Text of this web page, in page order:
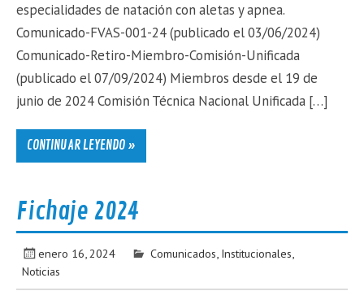
especialidades de natación con aletas y apnea.
Comunicado-FVAS-001-24 (publicado el 03/06/2024)
Comunicado-Retiro-Miembro-Comisión-Unificada
(publicado el 07/09/2024) Miembros desde el 19 de
junio de 2024 Comisión Técnica Nacional Unificada […]
CONTINUAR LEYENDO »
Fichaje 2024
enero 16, 2024 Comunicados, Institucionales,
Noticias